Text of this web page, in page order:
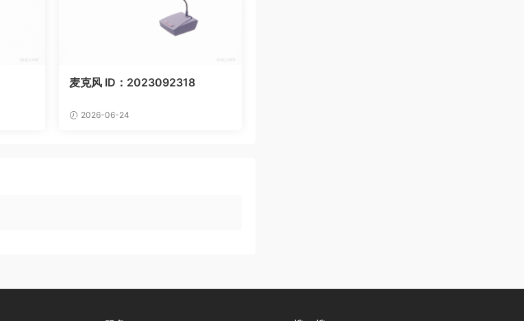
麦克风 ID：2023092318
2026-06-24